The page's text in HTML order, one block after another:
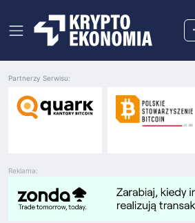
Reklama:
Partnerzy Serwisu: